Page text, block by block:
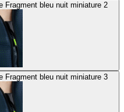
Jobe gilet de sauvetage 50N homme Fragment bleu nuit miniature 2
Jobe gilet de sauvetage 50N homme Fragment bleu nuit miniature 3